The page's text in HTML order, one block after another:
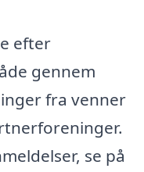
efter
gennem
fra venner
se på